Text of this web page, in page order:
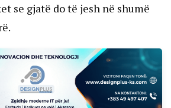
se gjatë do të jesh në shumë